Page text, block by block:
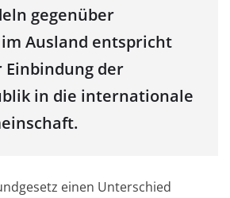
gegenüber
Ausland entspricht
Einbindung der
in die internationale
einen Unterschied